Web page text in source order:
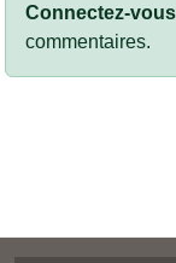
Connectez-vous
commentaires.